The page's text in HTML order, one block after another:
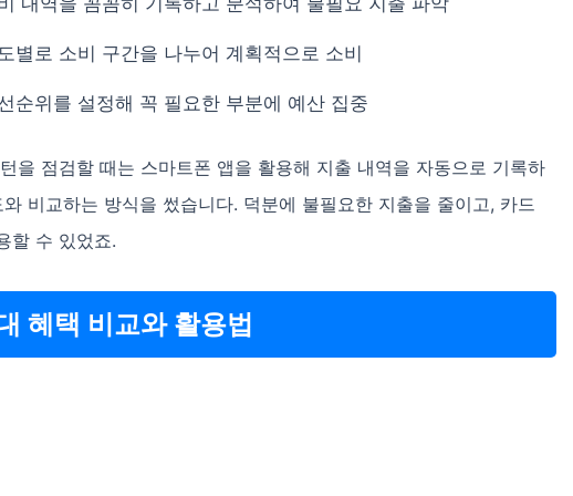
별로 소비 구간을 나누어 계획적으로 소비
순위를 설정해 꼭 필요한 부분에 예산 집중
을 점검할 때는 스마트폰 앱을 활용해 지출 내역을 자동으로 기록하
비교하는 방식을 썼습니다. 덕분에 불필요한 지출을 줄이고, 카드
할 수 있었죠.
혜택 비교와 활용법